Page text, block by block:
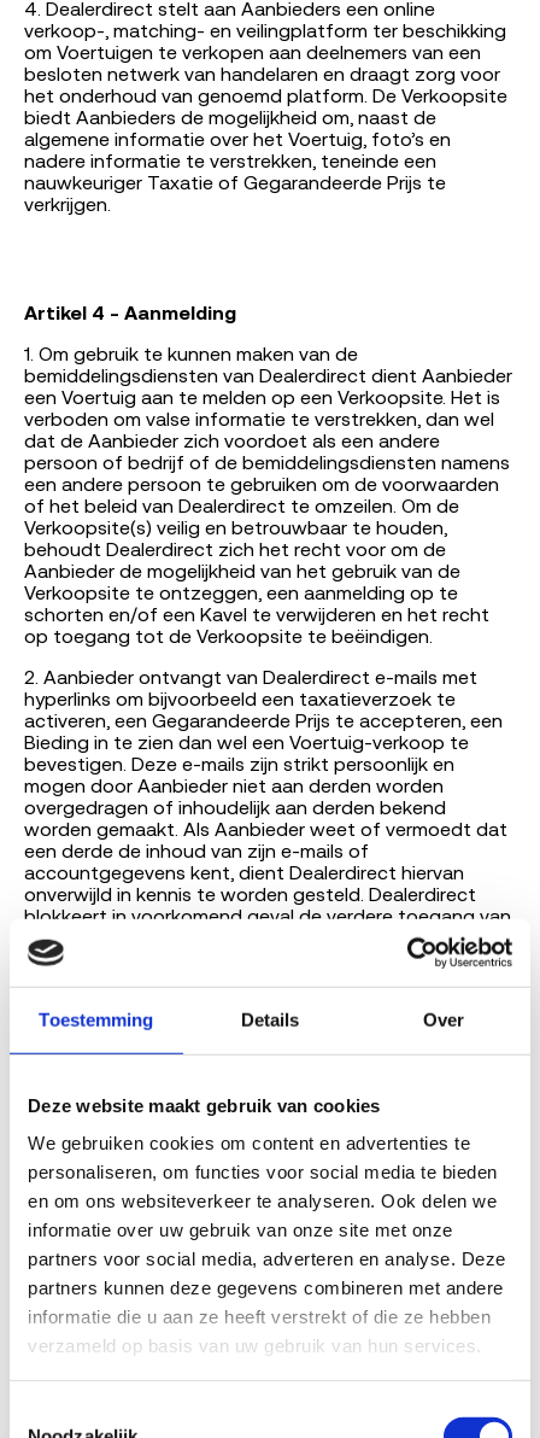
Toestemming Details Over
Deze website maakt gebruik van cookies
We gebruiken cookies om content en advertenties te
personaliseren, om functies voor social media te bieden
en om ons websiteverkeer te analyseren. Ook delen we
informatie over uw gebruik van onze site met onze
partners voor social media, adverteren en analyse. Deze
partners kunnen deze gegevens combineren met andere
informatie die u aan ze heeft verstrekt of die ze hebben
verzameld op basis van uw gebruik van hun services.
4. Dealerdirect stelt aan Aanbieders een online
verkoop-, matching- en veilingplatform ter beschikking
om Voertuigen te verkopen aan deelnemers van een
besloten netwerk van handelaren en draagt zorg voor
het onderhoud van genoemd platform. De Verkoopsite
biedt Aanbieders de mogelijkheid om, naast de
algemene informatie over het Voertuig, foto’s en
nadere informatie te verstrekken, teneinde een
nauwkeuriger Taxatie of Gegarandeerde Prijs te
verkrijgen.
Artikel 4 - Aanmelding
1. Om gebruik te kunnen maken van de
bemiddelingsdiensten van Dealerdirect dient Aanbieder
een Voertuig aan te melden op een Verkoopsite. Het is
verboden om valse informatie te verstrekken, dan wel
dat de Aanbieder zich voordoet als een andere
persoon of bedrijf of de bemiddelingsdiensten namens
een andere persoon te gebruiken om de voorwaarden
of het beleid van Dealerdirect te omzeilen. Om de
Verkoopsite(s) veilig en betrouwbaar te houden,
behoudt Dealerdirect zich het recht voor om de
Aanbieder de mogelijkheid van het gebruik van de
Verkoopsite te ontzeggen, een aanmelding op te
schorten en/of een Kavel te verwijderen en het recht
op toegang tot de Verkoopsite te beëindigen.
2. Aanbieder ontvangt van Dealerdirect e-mails met
hyperlinks om bijvoorbeeld een taxatieverzoek te
activeren, een Gegarandeerde Prijs te accepteren, een
Bieding in te zien dan wel een Voertuig-verkoop te
bevestigen. Deze e-mails zijn strikt persoonlijk en
mogen door Aanbieder niet aan derden worden
overgedragen of inhoudelijk aan derden bekend
worden gemaakt. Als Aanbieder weet of vermoedt dat
een derde de inhoud van zijn e-mails of
accountgegevens kent, dient Dealerdirect hiervan
onverwijld in kennis te worden gesteld. Dealerdirect
blokkeert in voorkomend geval de verdere toegang van
het account, om misbruik in naam van Aanbieder te
voorkomen. Aanbieder zal hierna nieuwe e-mails van
Dealerdirect ontvangen. Aanbieder is jegens
misbruik van deze gegevens door derden voor zover
dat misbruik aan Aanbieder redelijkerwijs is toe te
3. De afhandeling van de aanmelding is afhankelijk van
de gebruikte Verkoopsite en het bijbehorende
verkoopmodel:
a. Bij het aanvragen van een Taxatie (veilingmodel): Na
het aanmelden van het Voertuig zal Aanbieder een e-
mail ontvangen welke bevestigd moet worden om te
zorgen dat het Voertuig ter Taxatie aangeboden
wordt. Indien bevestiging uitblijft kan Dealerdirect er
toe overgaan de aanmelding handmatig te activeren.
Na een handmatige controle c.q. aanvulling c.q.
correctie van de aanmelding zal er een samenvatting
b. Bij de Automatische Match (o.a. sloopauto.com): De